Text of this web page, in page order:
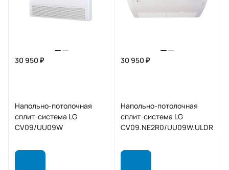
30 950 ₽
Напольно-потолочная
сплит-система LG
CV09/UU09W
30 950 ₽
Напольно-потолочная
сплит-система LG
CV09.NE2R0/UU09W.ULDR0